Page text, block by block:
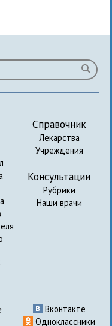
Справочник
Лекарства
Учреждения
Консультации
Рубрики
Наши врачи
Вконтакте
Одноклассники